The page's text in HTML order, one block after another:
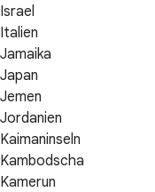
Israel
Italien
Jamaika
Japan
Jemen
Jordanien
Kaimaninseln
Kambodscha
Kamerun